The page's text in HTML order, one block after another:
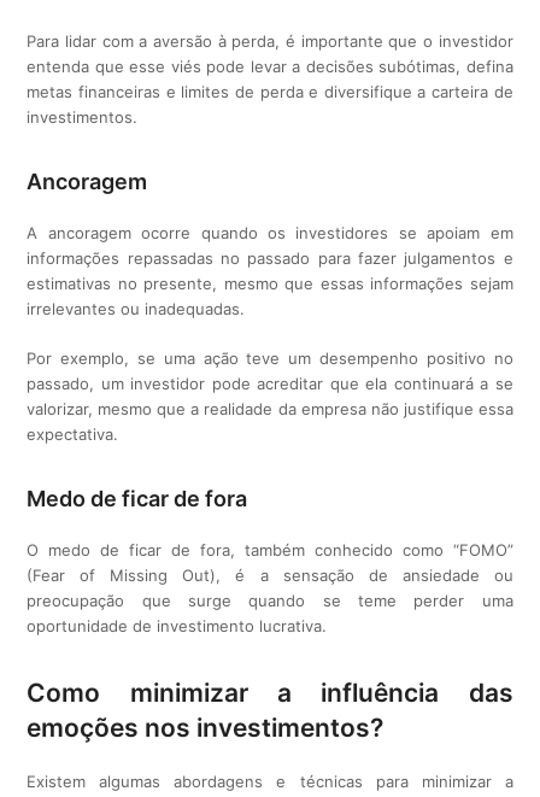
Para lidar com a aversão à perda, é importante que o investidor
entenda que esse viés pode levar a decisões subótimas, defina
metas financeiras e limites de perda e diversifique a carteira de
investimentos.
Ancoragem
A ancoragem ocorre quando os investidores se apoiam em
informações repassadas no passado para fazer julgamentos e
estimativas no presente, mesmo que essas informações sejam
irrelevantes ou inadequadas.
Por exemplo, se uma ação teve um desempenho positivo no
passado, um investidor pode acreditar que ela continuará a se
valorizar, mesmo que a realidade da empresa não justifique essa
expectativa.
Medo de ficar de fora
O medo de ficar de fora, também conhecido como “FOMO”
(Fear of Missing Out), é a sensação de ansiedade ou
preocupação que surge quando se teme perder uma
oportunidade de investimento lucrativa.
Como minimizar a influência das
emoções nos investimentos?
Existem algumas abordagens e técnicas para minimizar a